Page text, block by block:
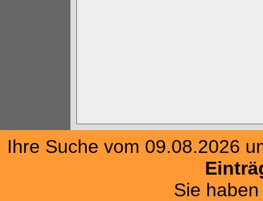
Ihre Suche vom 09.08.2026
Sie